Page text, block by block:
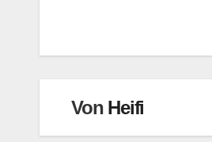
Von Heifi